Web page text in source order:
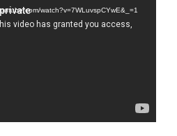
watch?v=7WLuvspCYwE&_=1